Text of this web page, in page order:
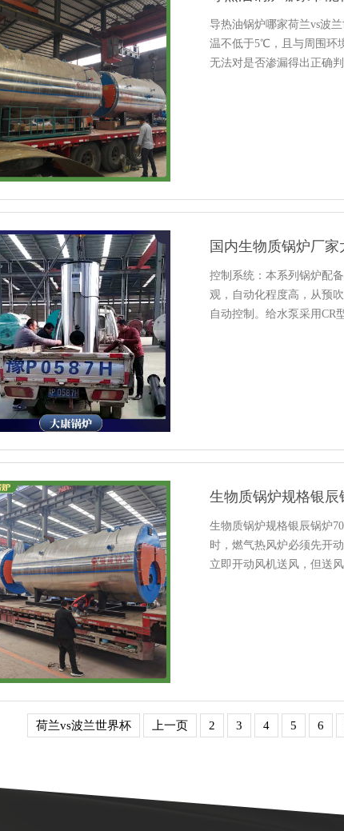
导热油锅炉哪家荷兰vs波
温不低于5℃，且与周围环
无法对是否渗漏得出正确
国内生物质锅炉厂
控制系统：本系列锅炉配
观，自动化程度高，从预
自动控制。给水泵采用CR
生物质锅炉规格银辰
生物质锅炉规格银辰锅炉
时，燃气热风炉必须先开
立即开动风机送风，但送
荷兰vs波兰世界杯 上一页 2 3 4 5 6